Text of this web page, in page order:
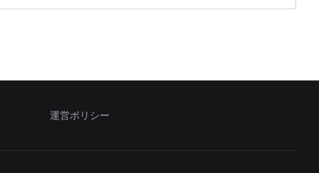
運営ポリシー